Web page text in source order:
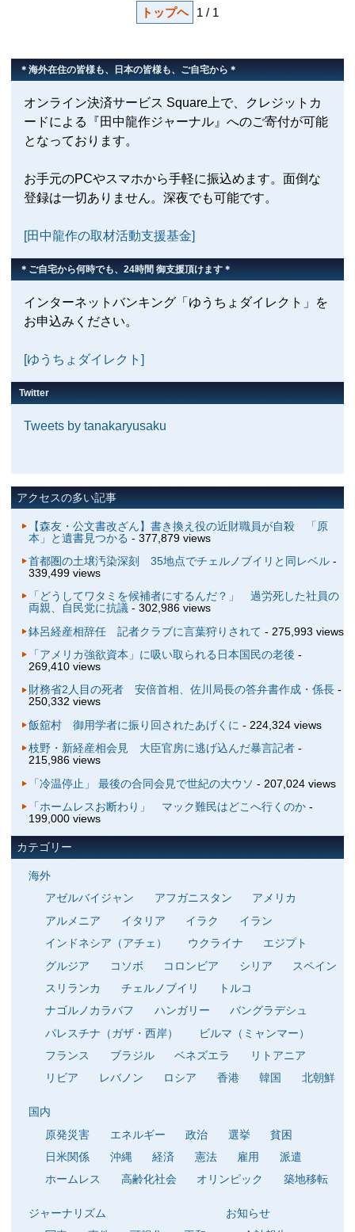
トップヘ 1 / 1
＊海外在住の皆様も、日本の皆様も、ご自宅から＊
オンライン決済サービス Square上で、クレジットカ
ードによる『田中龍作ジャーナル』へのご寄付が可能
となっております。
お手元のPCやスマホから手軽に振込めます。面倒な
登録は一切ありません。深夜でも可能です。
[田中龍作の取材活動支援基金]
＊ご自宅から何時でも、24時間 御支援頂けます＊
インターネットバンキング「ゆうちょダイレクト」を
お申込みください。
[ゆうちょダイレクト]
Twitter
Tweets by tanakaryusaku
アクセスの多い記事
【森友・公文書改ざん】書き換え役の近財職員が自殺 「原
本」と遺書見つかる - 377,879 views
首都圏の土壌汚染深刻 35地点でチェルノブイリと同レベル-
339,499 views
「どうしてワタミを候補者にするんだ？」 過労死した社員の
両親、自民党に抗議- 302,986 views
鉢呂経産相辞任 記者クラブに言葉狩りされて - 275,993 views
「アメリカ強欲資本」に吸い取られる日本国民の老後 -
269,410 views
財務省2人目の死者 安倍首相、佐川局長の答弁書作成・係長-
250,332 views
飯舘村 御用学者に振り回されたあげくに - 224,324 views
枝野・新経産相会見 大臣官房に逃げ込んだ暴言記者-
215,986 views
「冷温停止」 最後の合同会見で世紀の大ウソ - 207,024 views
「ホームレスお断わり」 マック難民はどこへ行くのか-
199,000 views
カテゴリー
海外
アゼルバイジャン
アフガニスタン
アメリカ
アルメニア
イタリア イラク
イラン
インドネシア（アチェ）
ウクライナ
エジプト
グルジア
コソボ コロンビア シリア
スペイン
スリランカ
チェルノブイリ
トルコ
ナゴルノカラバフ
ハンガリー
バングラデシュ
パレスチナ（ガザ・西岸）
ビルマ（ミャンマー）
フランス
ブラジル ベネズエラ
リトアニア
リビア
レバノン ロシア 香港 韓国 北朝鮮
国内
原発災害
エネルギー 政治 選挙
貧困
日米関係
沖縄 経済 憲法 雇用
派遣
ホームレス
高齢化社会 オリンピック 築地移転
ジャーナリズム
お知らせ